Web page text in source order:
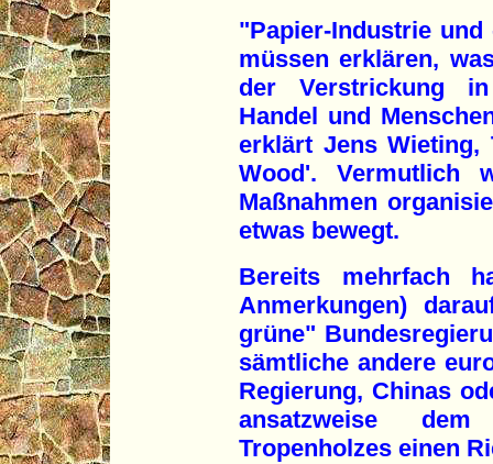
"Papier-Industrie
müssen erklären,
der Verstrickung in
Handel und
erklärt Jens Wieting,
Wood'. Vermutlich
Maßnahmen
etwas bewegt.
Bereits mehrfach
Anmerkungen)
grüne"
sämtliche andere
Regierung, Chinas
ansatzweise
Tropenholzes einen